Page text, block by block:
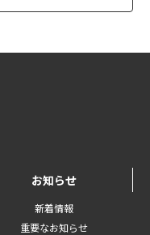
お知らせ
新着情報
重要なお知らせ